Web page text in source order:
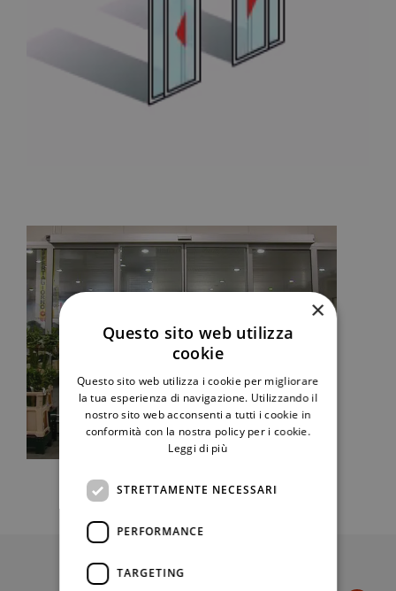
×
Questo sito web utilizza
cookie
Questo sito web utilizza i cookie per migliorare
la tua esperienza di navigazione. Utilizzando il
nostro sito web acconsenti a tutti i cookie in
conformità con la nostra policy per i cookie.
Leggi di più
STRETTAMENTE NECESSARI
PERFORMANCE
TARGETING